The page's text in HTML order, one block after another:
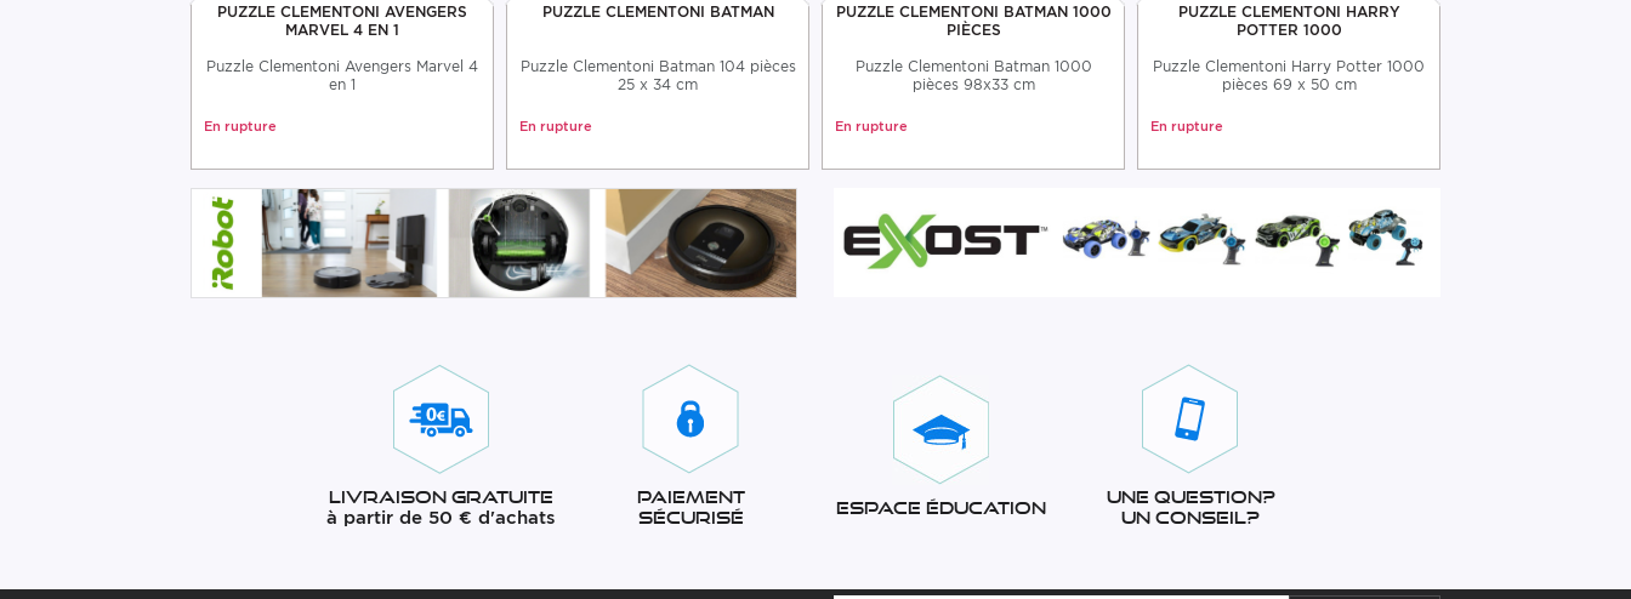
PUZZLE CLEMENTONI AVENGERS
MARVEL 4 EN 1
Puzzle Clementoni Avengers Marvel 4
en 1
En rupture
PUZZLE CLEMENTONI BATMAN
Puzzle Clementoni Batman 104 pièces
25 x 34 cm
En rupture
PUZZLE CLEMENTONI BATMAN 1000
PIÈCES
Puzzle Clementoni Batman 1000
pièces 98x33 cm
En rupture
PUZZLE CLEMENTONI HARRY
POTTER 1000
Puzzle Clementoni Harry Potter 1000
pièces 69 x 50 cm
En rupture
Livraison gratuite
à partir de 50 € d'achats
Paiement
sécurisé
Espace éducation
Une question?
Un conseil?